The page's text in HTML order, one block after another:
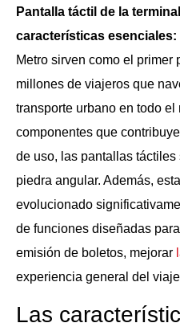
Pantalla táctil de la
características esenciales:
Metro sirven como el primer
millones de viajeros que
transporte urbano en todo
componentes que
de uso, las pantallas
piedra angular. Además,
evolucionado
de funciones diseñadas
emisión de boletos, mejorar
experiencia general del
Las